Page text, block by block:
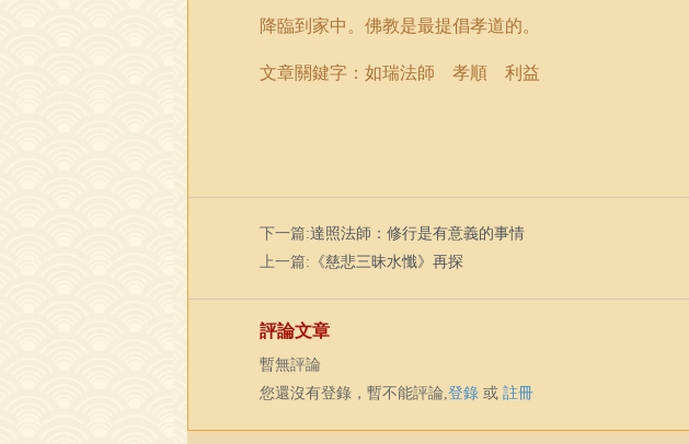
降臨到家中。佛教是最提倡孝道的。
文章關鍵字：如瑞法師 孝順 利益
下一篇:達照法師：修行是有意義的事情
上一篇: 《慈悲三昧水懺》再探
評論文章
暫無評論
您還沒有登錄，暫不能評論,登錄 或 註冊